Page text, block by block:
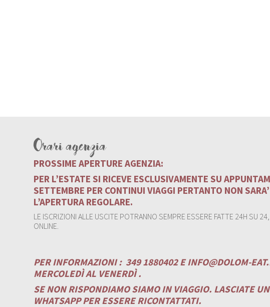
Orari agenzia
PROSSIME APERTURE AGENZIA:
PER L’ESTATE SI RICEVE ESCLUSIVAMENTE SU
SETTEMBRE PER CONTINUI VIAGGI PERTANTO NON
L’APERTURA REGOLARE.
LE ISCRIZIONI ALLE USCITE POTRANNO SEMPRE ESSERE FATTE 24H SU
ONLINE.
PER INFORMAZIONI : 349 1880402 EINFO@DOLOM-
MERCOLEDÌ AL VENERDÌ .
SE NON RISPONDIAMO SIAMO IN VIAGGIO. LASCIATE
WHATSAPP PER ESSERE RICONTATTATI.